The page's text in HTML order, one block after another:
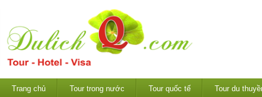
Trang chủ Tour trong nước Tour quốc tế Tour du